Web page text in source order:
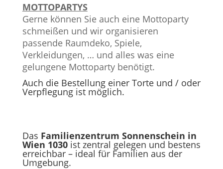
MOTTOPARTYS
Gerne können Sie auch eine Mottoparty
schmeißen und wir organisieren
passende Raumdeko, Spiele,
Verkleidungen, … und alles was eine
gelungene Mottoparty benötigt.
Auch die Bestellung einer Torte und / oder
Verpflegung ist möglich.
Das Familienzentrum Sonnenschein in
Wien 1030ist zentral gelegen und bestens
erreichbar – ideal für Familien aus der
Umgebung.